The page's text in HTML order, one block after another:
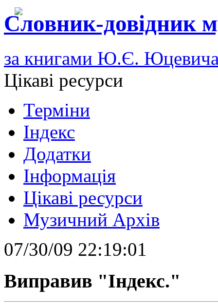
Словник-довідник
за книгами Ю.Є.
Цікаві ресурси
Терміни
Індекс
Додатки
Інформація
Цікаві ресурси
Музичний Архів
07/30/09 22:19:01
Виправив "Індекс."